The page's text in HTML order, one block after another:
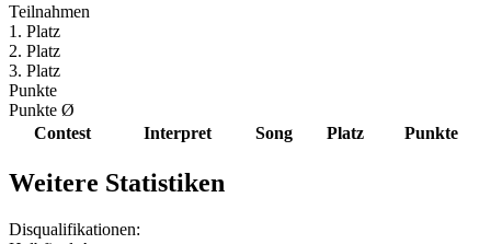
Teilnahmen
1. Platz
2. Platz
3. Platz
Punkte
Punkte Ø
Contest
Interpret Song Platz Punkte
Weitere Statistiken
Disqualifikationen: